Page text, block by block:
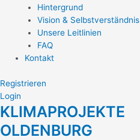
Hintergrund
Vision & Selbstverständnis
Unsere Leitlinien
FAQ
Kontakt
Registrieren
Login
KLIMAPROJEKTE
OLDENBURG